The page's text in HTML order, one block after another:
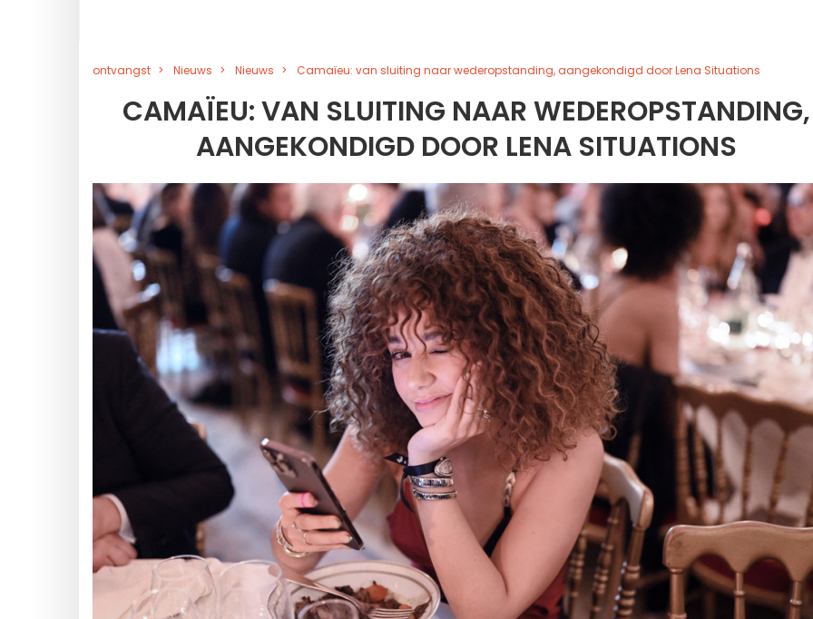
ontvangst Nieuws Nieuws Camaïeu: van sluiting naar wederopstanding, aangekondigd door Lena Situations
CAMAÏEU: VAN SLUITING NAAR WEDEROPSTANDING,
AANGEKONDIGD DOOR LENA SITUATIONS